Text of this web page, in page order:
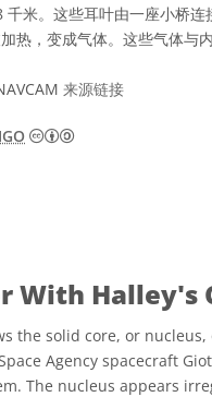
米。这些耳叶由一座小桥
热，变成气体。这些气体与
来源链接
知识共享许可协议
With Halley's
the solid core, or nucleus,
Agency spacecraft
The nucleus appears